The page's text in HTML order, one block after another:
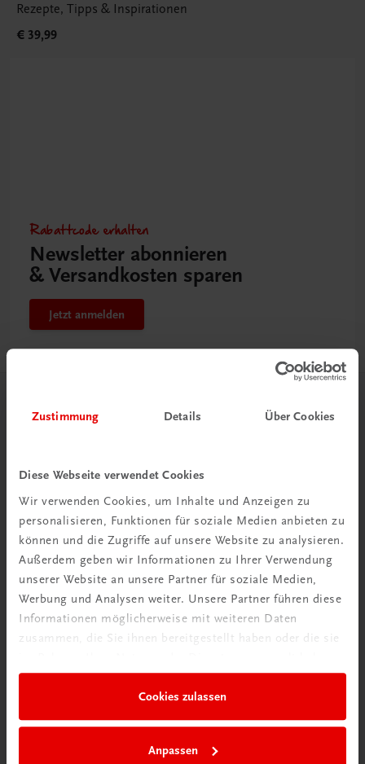
Zustimmung Details Über Cookies
Diese Webseite verwendet Cookies
Wir verwenden Cookies, um Inhalte und Anzeigen zu
personalisieren, Funktionen für soziale Medien anbieten zu
können und die Zugriffe auf unsere Website zu analysieren.
Außerdem geben wir Informationen zu Ihrer Verwendung
unserer Website an unsere Partner für soziale Medien,
Werbung und Analysen weiter. Unsere Partner führen diese
Informationen möglicherweise mit weiteren Daten
zusammen, die Sie ihnen bereitgestellt haben oder die sie
Cookies zulassen
Anpassen
Rezepte, Tipps & Inspirationen
€ 39,99
Rabattcode erhalten
Newsletter abonnieren
& Versandkosten sparen
Jetzt anmelden
Herzlich willkommen bei TRAUNER!
Wir über uns
Familienunternehmen mit 80 Mitarbeiterinnen und
Mitarbeitern, die eines verbindet: Begeisterung für unsere
Produkte.
mehr erfahren
Wir sind gerne für Sie da
TRAUNER Verlag + Buchservice GmbH